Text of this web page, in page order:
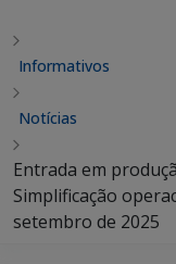
Informativos
Notícias
Entrada em
Simplificação
setembro de 2025